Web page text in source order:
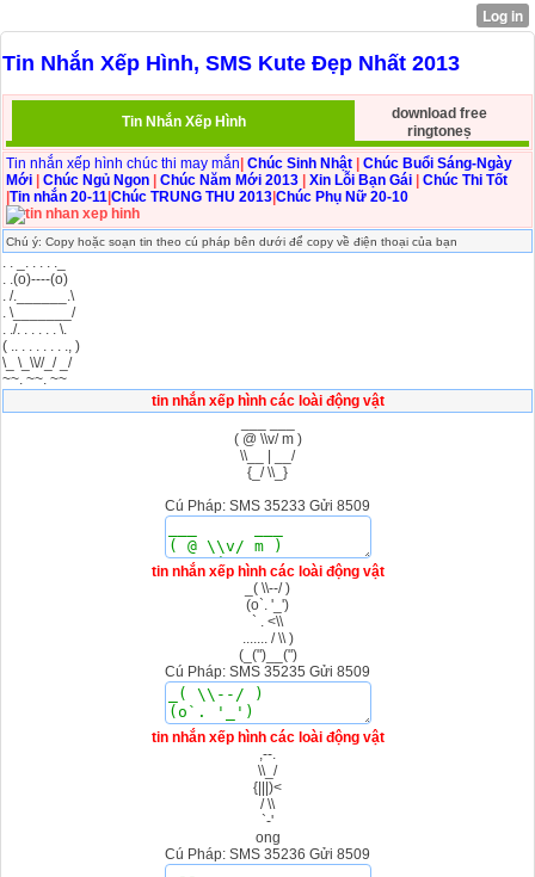
Tin Nhắn Xếp Hình, SMS Kute Đẹp Nhất 2013
Tin Nhắn Xếp Hình
download free
ringtoneṣ
Tin nhắn xếp hình chúc thi may mắn| Chúc Sinh Nhật | Chúc Buổi Sáng-Ngày
Mới | Chúc Ngủ Ngon | Chúc Năm Mới 2013 | Xin Lỗi Bạn Gái | Chúc Thi Tốt
|Tin nhắn 20-11|Chúc TRUNG THU 2013|Chúc Phụ Nữ 20-10
Chú ý: Copy hoặc soạn tin theo cú pháp bên dưới để copy về điện thoại của bạn
. . _. . . . ._
. .(o)----(o)
. /.______.\
. \_______/
. ./. . . . . . \.
( .. . . . . . . ., )
\_ \_\\//_/ _/
~~. ~~. ~~
tin nhắn xếp hình các loài động vật
( @ \\v/ m )
\\__ | __/
{_/ \\_}
Cú Pháp: SMS 35233 Gửi 8509
tin nhắn xếp hình các loài động vật
_( \\--/ )
(o`. '_')
` . <\\
....... / \\ )
(_(")__(")
Cú Pháp: SMS 35235 Gửi 8509
tin nhắn xếp hình các loài động vật
,--.
\\_/
{|||)<
/ \\
`-'
ong
Cú Pháp: SMS 35236 Gửi 8509